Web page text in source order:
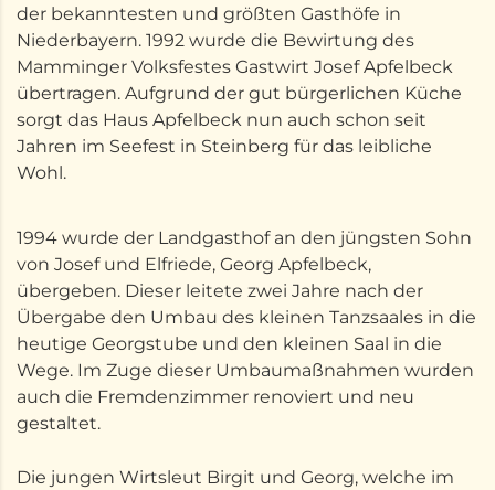
der bekanntesten und größten Gasthöfe in
Niederbayern. 1992 wurde die Bewirtung des
Mamminger Volksfestes Gastwirt Josef Apfelbeck
übertragen. Aufgrund der gut bürgerlichen Küche
sorgt das Haus Apfelbeck nun auch schon seit
Jahren im Seefest in Steinberg für das leibliche
Wohl.
1994 wurde der Landgasthof an den jüngsten Sohn
von Josef und Elfriede, Georg Apfelbeck,
übergeben. Dieser leitete zwei Jahre nach der
Übergabe den Umbau des kleinen Tanzsaales in die
heutige Georgstube und den kleinen Saal in die
Wege. Im Zuge dieser Umbaumaßnahmen wurden
auch die Fremdenzimmer renoviert und neu
gestaltet.
Die jungen Wirtsleut Birgit und Georg, welche im